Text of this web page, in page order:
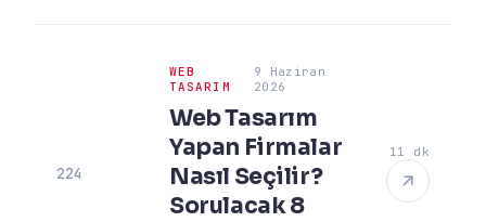
uyumlu altyapının
neden şart olduğunu ve
doğru ajansı nasıl
seçeceğinizi öğrenin.
224
WEB
TASARIM
9 Haziran
2026
Web Tasarım
Yapan Firmalar
Nasıl Seçilir?
Sorulacak 8
11 dk